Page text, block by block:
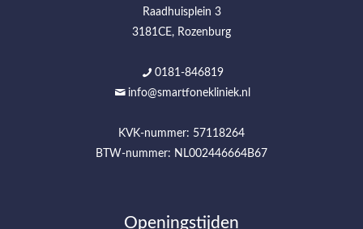
Raadhuisplein 3
3181CE, Rozenburg
0181-846819
info@smartfonekliniek.nl
KVK-nummer: 57118264
BTW-nummer: NL002446664B67
Openingstijden